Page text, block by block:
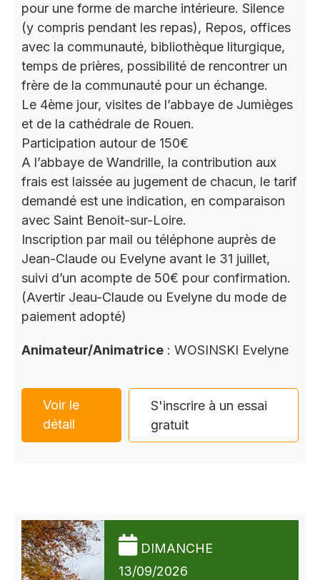
pour une forme de marche intérieure. Silence
(y compris pendant les repas), Repos, offices
avec la communauté, bibliothèque liturgique,
temps de prières, possibilité de rencontrer un
frère de la communauté pour un échange.
Le 4ème jour, visites de l’abbaye de Jumièges
et de la cathédrale de Rouen.
Participation autour de 150€
A l’abbaye de Wandrille, la contribution aux
frais est laissée au jugement de chacun, le tarif
demandé est une indication, en comparaison
avec Saint Benoit-sur-Loire.
Inscription par mail ou téléphone auprès de
Jean-Claude ou Evelyne avant le 31 juillet,
suivi d’un acompte de 50€ pour confirmation.
(Avertir Jeau-Claude ou Evelyne du mode de
paiement adopté)
Animateur/Animatrice : WOSINSKI Evelyne
Voir le
détail
S'inscrire à un essai
gratuit
DIMANCHE
13/09/2026